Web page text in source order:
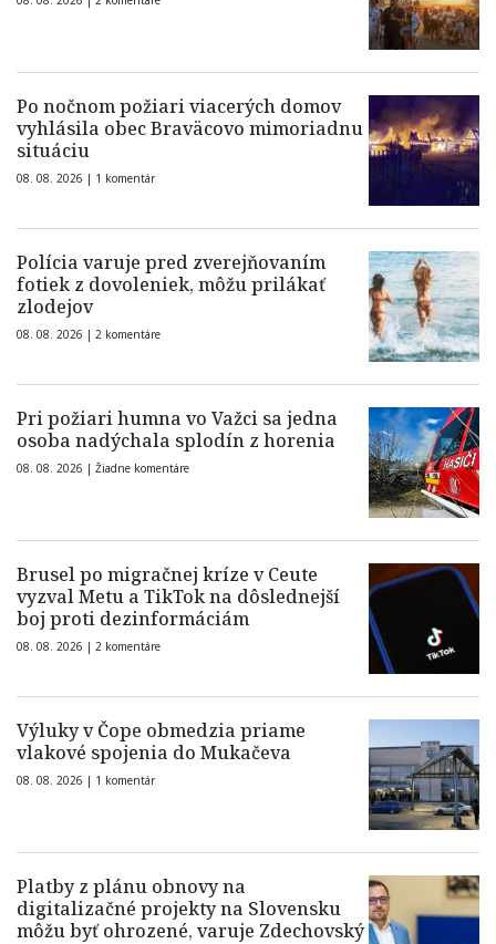
Po nočnom požiari viacerých domov
vyhlásila obec Braväcovo mimoriadnu
situáciu
08. 08. 2026 | 1 komentár
Polícia varuje pred zverejňovaním
fotiek z dovoleniek, môžu prilákať
zlodejov
08. 08. 2026 | 2 komentáre
Pri požiari humna vo Važci sa jedna
osoba nadýchala splodín z horenia
08. 08. 2026 | Žiadne komentáre
Brusel po migračnej kríze v Ceute
vyzval Metu a TikTok na dôslednejší
boj proti dezinformáciám
08. 08. 2026 | 2 komentáre
Výluky v Čope obmedzia priame
vlakové spojenia do Mukačeva
08. 08. 2026 | 1 komentár
Platby z plánu obnovy na
digitalizačné projekty na Slovensku
môžu byť ohrozené, varuje Zdechovský